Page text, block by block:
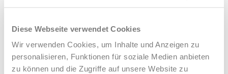
Diese Webseite verwendet Cookies
Wir verwenden Cookies, um Inhalte und Anzeigen zu
personalisieren, Funktionen für soziale Medien anbieten
zu können und die Zugriffe auf unsere Website zu